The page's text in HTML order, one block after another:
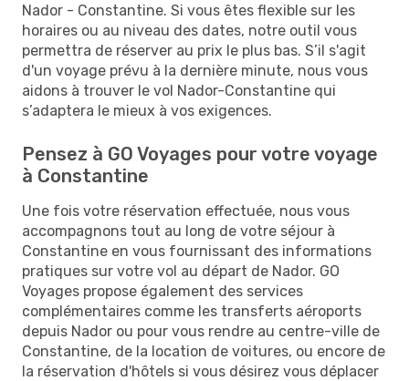
Nador - Constantine. Si vous êtes flexible sur les
horaires ou au niveau des dates, notre outil vous
permettra de réserver au prix le plus bas. S’il s'agit
d'un voyage prévu à la dernière minute, nous vous
aidons à trouver le vol Nador-Constantine qui
s’adaptera le mieux à vos exigences.
Pensez à GO Voyages pour votre voyage
à Constantine
Une fois votre réservation effectuée, nous vous
accompagnons tout au long de votre séjour à
Constantine en vous fournissant des informations
pratiques sur votre vol au départ de Nador. GO
Voyages propose également des services
complémentaires comme les transferts aéroports
depuis Nador ou pour vous rendre au centre-ville de
Constantine, de la location de voitures, ou encore de
la réservation d'hôtels si vous désirez vous déplacer